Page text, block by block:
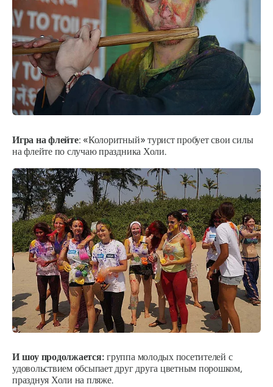
Игра на флейте: «Колоритный» турист пробует свои силы
на флейте по случаю праздника Холи.
И шоу продолжается:группа молодых посетителей с
удовольствием обсыпает друг друга цветным порошком,
празднуя Холи на пляже.